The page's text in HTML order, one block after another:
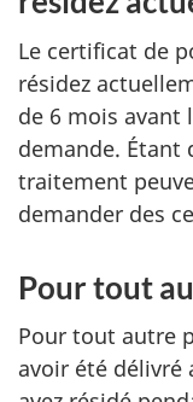
Le certificat de
résidez
de 6 mois avant
demande. Étant
traitement
demander des
Pour tout
Pour tout autre
avoir été délivré